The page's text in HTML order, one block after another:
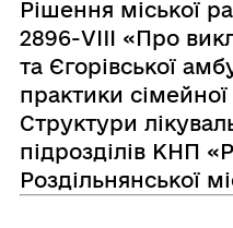
Рішення міської
2896-VIII «Про
та Єгорівської
практики
Структури
підрозділів КНП
Роздільнянської